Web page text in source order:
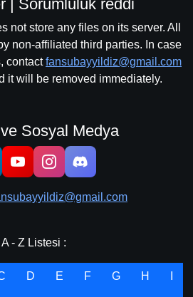
| Sorumluluk reddi
not store any files on its server. All
non-affiliated third parties. In case
contactfansubayyildiz@gmail.com
it will be removed immediately.
Sosyal Medya
A - Z Listesi :
D E F G H